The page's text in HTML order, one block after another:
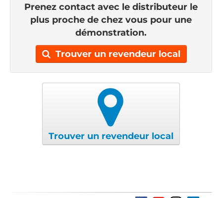
Prenez contact avec le distributeur le
plus proche de chez vous pour une
démonstration.
Trouver un revendeur local
Trouver un revendeur local